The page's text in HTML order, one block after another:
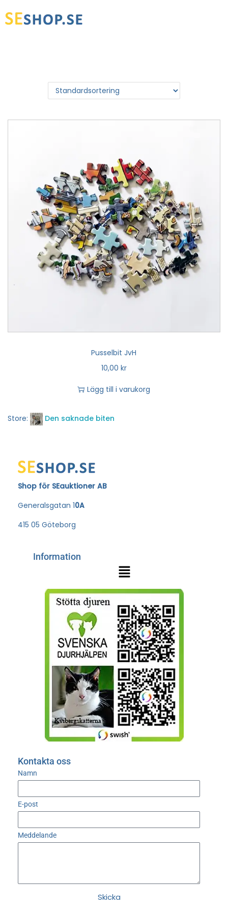
Pusselbit JvH
10,00 kr
Lägg till i varukorg
Store: Den saknade biten
Shop för SEauktioner AB
Generalsgatan 10A
415 05 Göteborg
Information
Kontakta oss
Namn
E-post
Meddelande
Skicka